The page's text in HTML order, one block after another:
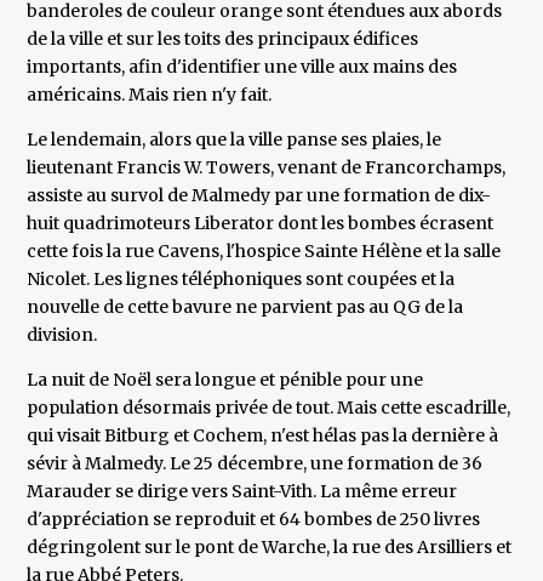
banderoles de couleur orange sont étendues aux abords
de la ville et sur les toits des principaux édifices
importants, afin d'identifier une ville aux mains des
américains. Mais rien n'y fait.
Le lendemain, alors que la ville panse ses plaies, le
lieutenant Francis W. Towers, venant de Francorchamps,
assiste au survol de Malmedy par une formation de dix-
huit quadrimoteurs Liberator dont les bombes écrasent
cette fois la rue Cavens, l'hospice Sainte Hélène et la salle
Nicolet. Les lignes téléphoniques sont coupées et la
nouvelle de cette bavure ne parvient pas au QG de la
division.
La nuit de Noël sera longue et pénible pour une
population désormais privée de tout. Mais cette escadrille,
qui visait Bitburg et Cochem, n'est hélas pas la dernière à
sévir à Malmedy. Le 25 décembre, une formation de 36
Marauder se dirige vers Saint-Vith. La même erreur
d'appréciation se reproduit et 64 bombes de 250 livres
dégringolent sur le pont de Warche, la rue des Arsilliers et
la rue Abbé Peters.